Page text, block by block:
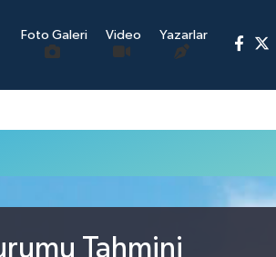
Foto Galeri Video Yazarlar
Tahmini